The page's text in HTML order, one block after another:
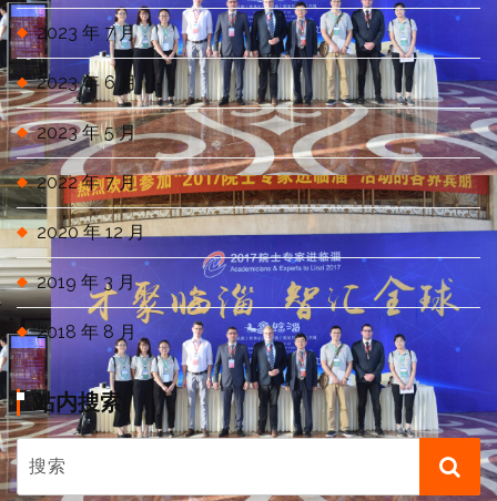
2023 年 7 月
2023 年 6 月
2023 年 5 月
2022 年 7 月
2020 年 12 月
2019 年 3 月
2018 年 8 月
站内搜索